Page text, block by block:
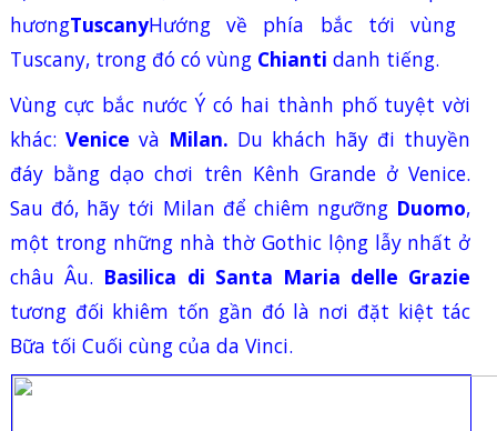
hươngTuscanyHướng về phía bắc tới vùng
Tuscany, trong đó có vùng Chianti danh tiếng.
Vùng cực bắc nước Ý có hai thành phố tuyệt vời
khác:Venice và Milan. Du khách hãy đi thuyền
đáy bằng dạo chơi trên Kênh Grande ởVenice.
Sau đó, hãy tới Milan để chiêm ngưỡng Duomo,
một trong những nhà thờ Gothic lộng lẫy nhất ở
châu Âu. Basilica di Santa Maria delle Grazie
tương đối khiêm tốn gần đó là nơi đặt kiệt tác
Bữa tối Cuối cùng của da Vinci.